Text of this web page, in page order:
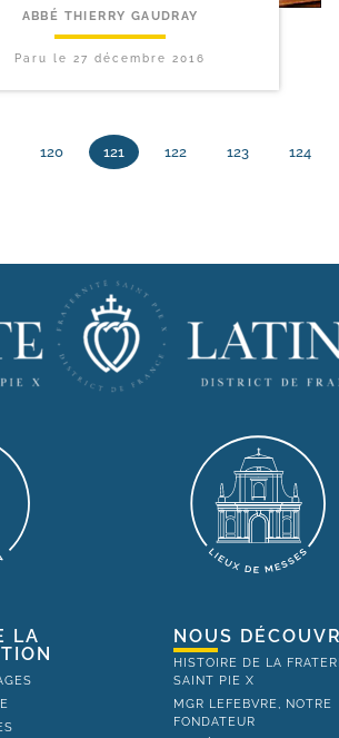
ABBÉ THIERRY GAUDRAY
Paru le 27 décembre 2016
120 121 122 123 124
LA
NOUS
HISTOIRE DE LA
SAINT PIE X
MGR LEFEBVRE, NOTRE
FONDATEUR